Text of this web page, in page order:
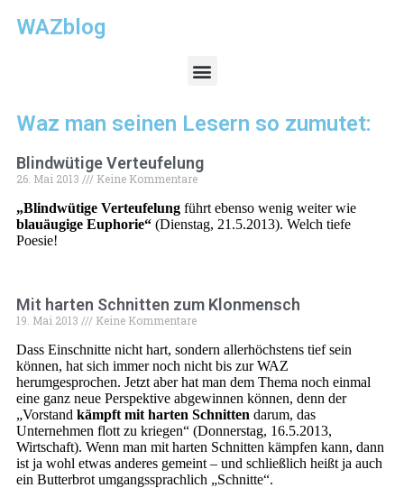
WAZblog
Waz man seinen Lesern so zumutet:
Blindwütige Verteufelung
26. Mai 2013 Keine Kommentare
„Blindwütige Verteufelung führt ebenso wenig weiter wie
blauäugige Euphorie“ (Dienstag, 21.5.2013). Welch tiefe
Poesie!
Mit harten Schnitten zum Klonmensch
19. Mai 2013 Keine Kommentare
Dass Einschnitte nicht hart, sondern allerhöchstens tief sein
können, hat sich immer noch nicht bis zur WAZ
herumgesprochen. Jetzt aber hat man dem Thema noch einmal
eine ganz neue Perspektive abgewinnen können, denn der
„Vorstand kämpft mit harten Schnitten darum, das
Unternehmen flott zu kriegen“ (Donnerstag, 16.5.2013,
Wirtschaft). Wenn man mit harten Schnitten kämpfen kann, dann
ist ja wohl etwas anderes gemeint – und schließlich heißt ja auch
ein Butterbrot umgangssprachlich „Schnitte“.